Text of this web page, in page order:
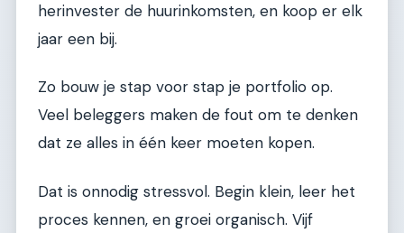
herinvester de huurinkomsten, en koop er elk
jaar een bij.
Zo bouw je stap voor stap je portfolio op.
Veel beleggers maken de fout om te denken
dat ze alles in één keer moeten kopen.
Dat is onnodig stressvol. Begin klein, leer het
proces kennen, en groei organisch. Vijf